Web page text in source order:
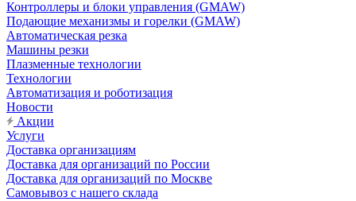
Контроллеры и блоки управления (GMAW)
Подающие механизмы и горелки (GMAW)
Автоматическая резка
Машины резки
Плазменные технологии
Технологии
Автоматизация и роботизация
Новости
Акции
Услуги
Доставка организациям
Доставка для организаций по России
Доставка для организаций по Москве
Самовывоз с нашего склада